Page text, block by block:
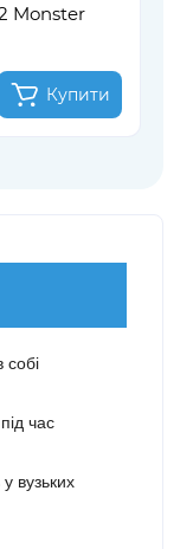
Monster
Купити
собі
час
вузьких